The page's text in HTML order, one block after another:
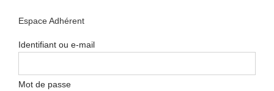
Espace Adhérent
Identifiant ou e-mail
Mot de passe